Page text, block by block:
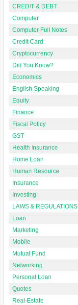
CREDIT & DEBT
Computer
Computer Full Notes
Credit Card
Cryptocurrency
Did You Know?
Economics
English Speaking
Equity
Finance
Fiscal Policy
GST
Health Insurance
Home Loan
Human Resource
Insurance
Investing
LAWS & REGULATIONS
Loan
Marketing
Mobile
Mutual Fund
Networking
Personal Loan
Quotes
Real-Estate